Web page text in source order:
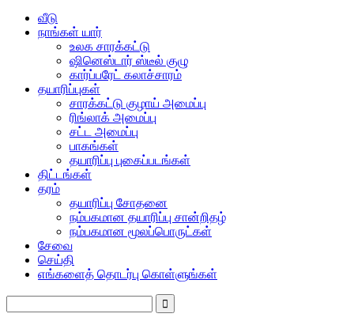
வீடு
நாங்கள் யார்
உலக சாரக்கட்டு
ஷினெஸ்டார் ஸ்டீல் குழு
கார்ப்பரேட் கலாச்சாரம்
தயாரிப்புகள்
சாரக்கட்டு குழாய் அமைப்பு
ரிங்லாக் அமைப்பு
சட்ட அமைப்பு
பாகங்கள்
தயாரிப்பு புகைப்படங்கள்
திட்டங்கள்
தரம்
தயாரிப்பு சோதனை
நம்பகமான தயாரிப்பு சான்றிதழ்
நம்பகமான மூலப்பொருட்கள்
சேவை
செய்தி
எங்களைத் தொடர்பு கொள்ளுங்கள்